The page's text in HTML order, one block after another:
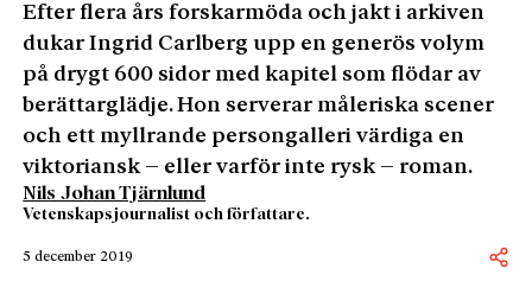
Efter flera års forskarmöda och jakt i arkiven
dukar Ingrid Carlberg upp en generös volym
på drygt 600 sidor med kapitel som flödar av
berättarglädje. Hon serverar måleriska scener
och ett myllrande persongalleri värdiga en
viktoriansk – eller varför inte rysk – roman.
Nils Johan Tjärnlund
Vetenskapsjournalist och författare.
5 december 2019